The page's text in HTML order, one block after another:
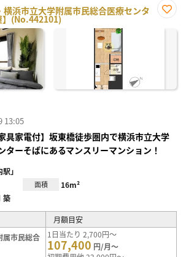
浜市立大学附属市民総合医療センタ
】(No.442101)
に入
13:05
具家電付】坂東橋徒歩圏内で横浜市立大学
ターそばにあるマンスリーマンション！
」
面積 16m²
築
月額目安
属市民総合
1日当たり 2,700円～
107,400 円/月～